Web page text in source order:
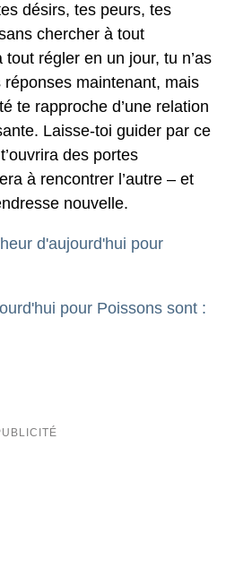
désirs, tes peurs, tes
chercher à tout
tout régler en un jour, tu n’as
maintenant, mais
te rapproche d’une relation
Laisse-toi guider par ce
des portes
à rencontrer l’autre – et
nouvelle.
d'aujourd'hui pour
pour Poissons sont :